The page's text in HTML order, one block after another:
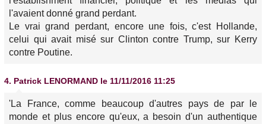
l'avaient donné grand perdant.
Le vrai grand perdant, encore une fois, c'est Hollande,
celui qui avait misé sur Clinton contre Trump, sur Kerry
contre Poutine.
4. Patrick LENORMAND le 11/11/2016 11:25
'La France, comme beaucoup d'autres pays de par le
monde et plus encore qu'eux, a besoin d'un authentique